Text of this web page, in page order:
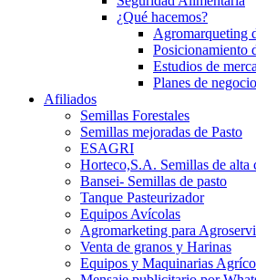
¿Qué hacemos?
Agromarqueting
Posicionamiento
Estudios de
Planes de
Afiliados
Semillas Forestales
Semillas mejoradas de Pasto
ESAGRI
Horteco,S.A. Semillas de alta
Bansei- Semillas de pasto
Tanque Pasteurizador
Equipos Avícolas
Agromarketing para
Venta de granos y Harinas
Equipos y Maquinarias